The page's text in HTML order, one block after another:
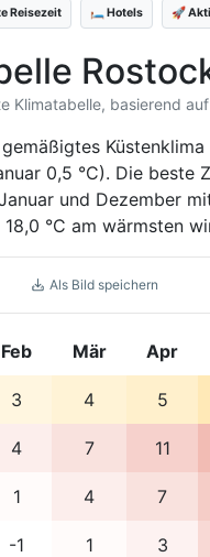
Reisezeit 🛏️ Hotels 🚀
Klimatabelle, basierend
0,5 °C). Die beste
und Dezember
°C am wärmsten
Als Bild speichern
Feb Mär Apr
3 4 5
4 7 11
1 4 7
-1 1 3